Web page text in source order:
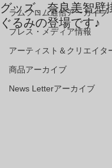
ラムフロム通信アーカイブ
プレス・メディア情報
アーティスト＆クリエイタ
商品アーカイブ
News Letterアーカイブ
グッズ、奈良美智壁
ぐるみの登場です♪